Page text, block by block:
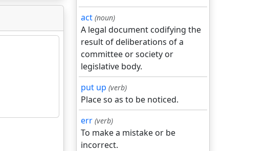
act (noun)
A legal document codifying the
result of deliberations of a
committee or society or
legislative body.
put up (verb)
Place so as to be noticed.
err (verb)
To make a mistake or be
incorrect.